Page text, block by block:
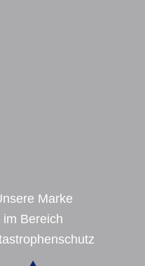
Marke
im Bereich